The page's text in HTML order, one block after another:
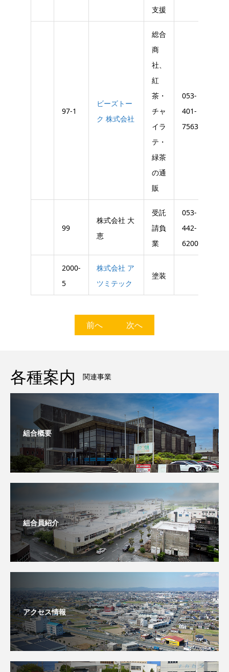
支援
97-1
ビーズトー
ク 株式会社
総合
商
社、
紅
茶・
チャ
イラ
テ・
緑茶
の通
販
053-
401-
7563
99
株式会社 大
恵
受託
請負
業
053-
442-
6200
2000-
5
株式会社 ア
ツミテック
塗装
前へ 次へ
各種案内 関連事業
組合概要
組合員紹介
アクセス情報